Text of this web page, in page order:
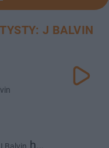
J BALVIN
hit